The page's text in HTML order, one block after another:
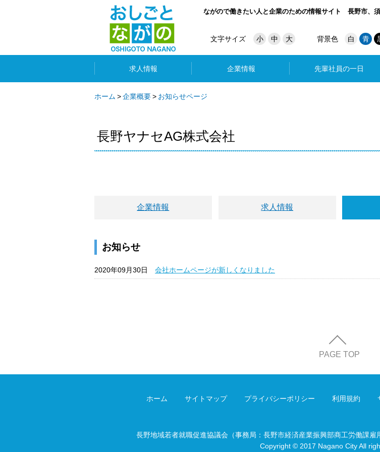
ながので働きたい人と企業のための情報サイト 長野市、
文字サイズ 小 中 大 背景色 白 青
求人情報 企業情報 先輩社員の一日
ホーム 企業概要 お知らせページ
長野ヤナセAG株式会社
企業情報 求人情報
お知らせ
2020年09月30日 会社ホームページが新しくなりました
PAGE TOP
ホーム サイトマップ プライバシーポリシー 利用規約
長野地域若者就職促進協議会（事務局：長野市経済産業振興部商工労働課雇
Copyright © 2017 Nagano City All